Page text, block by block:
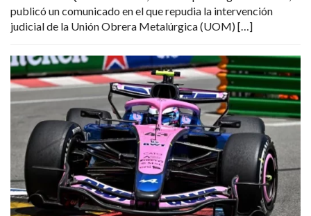
publicó un comunicado en el que repudia la intervención
judicial de la Unión Obrera Metalúrgica (UOM) […]